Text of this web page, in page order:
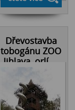
Dřevostavba
tobogánu ZOO
Jihlava, orlí ...